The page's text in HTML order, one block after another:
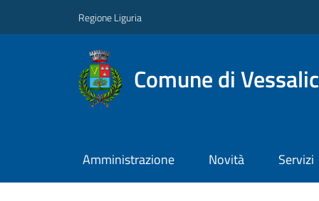
Regione Liguria
Comune di
Amministrazione Novità Servizi